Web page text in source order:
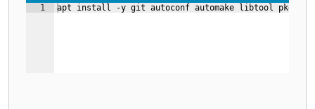
1 apt install -y git autoconf automake libtool pkg-